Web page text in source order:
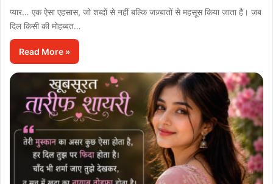
प्यार… एक ऐसा एहसास, जो शब्दों से नहीं बल्कि जज़्बातों से महसूस किया जाता है। जब
दिल किसी की मोहब्बत…
Read More »